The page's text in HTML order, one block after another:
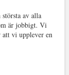
av alla
är jobbigt. Vi
att vi upplever en